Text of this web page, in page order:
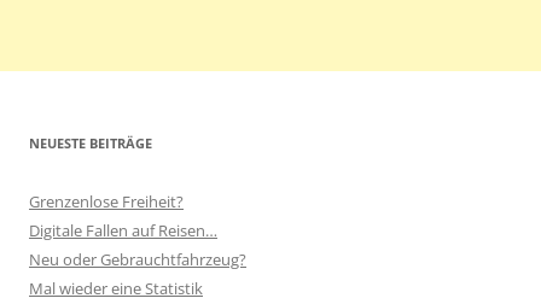
NEUESTE BEITRÄGE
Grenzenlose Freiheit?
Digitale Fallen auf Reisen…
Neu oder Gebrauchtfahrzeug?
Mal wieder eine Statistik